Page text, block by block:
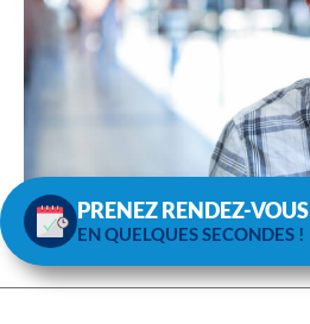
PRENEZ RENDEZ-VOUS
EN QUELQUES SECONDES !